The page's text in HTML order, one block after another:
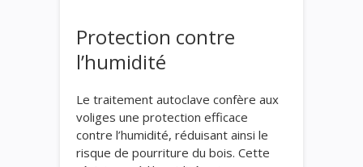
Protection contre
l’humidité
Le traitement autoclave confère aux
voliges une protection efficace
contre l’humidité, réduisant ainsi le
risque de pourriture du bois. Cette